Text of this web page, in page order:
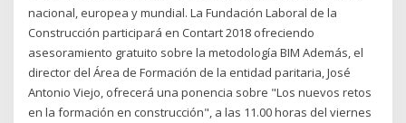
nacional, europea y mundial. La Fundación Laboral de la
Construcción participará en Contart 2018 ofreciendo
asesoramiento gratuito sobre la metodología BIM Además, el
director del Área de Formación de la entidad paritaria, José
Antonio Viejo, ofrecerá una ponencia sobre "Los nuevos retos
en la formación en construcción", a las 11.00 horas del viernes